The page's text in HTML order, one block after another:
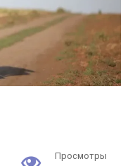
Просмотры